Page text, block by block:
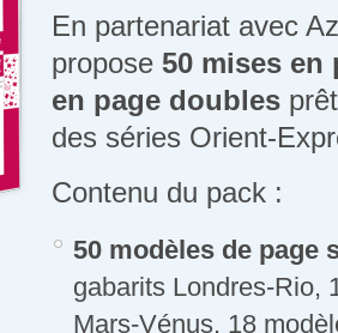
En partenariat avec
propose 50 mises
en page doubles
des séries Orient-
Contenu du pack :
50 modèles de page
gabarits Londres-Rio,
Mars-Vénus, 18